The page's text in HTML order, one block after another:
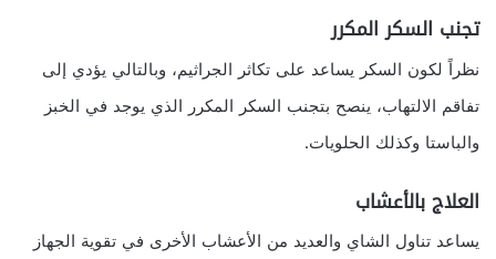
تجنب السكر المكرر
نظراً لكون السكر يساعد على تكاثر الجراثيم، وبالتالي يؤدي إلى
تفاقم الالتهاب، ينصح بتجنب السكر المكرر الذي يوجد في الخبز
والباستا وكذلك الحلويات.
العلاج بالأعشاب
يساعد تناول الشاي والعديد من الأعشاب الأخرى في تقوية الجهاز